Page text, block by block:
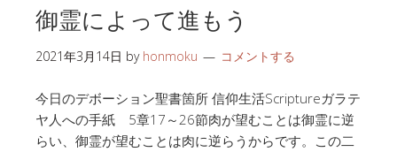
御霊によって進もう
2021年3月14日 by honmoku コメントする
今日のデボーション聖書箇所 信仰生活Scriptureガラテ
ヤ人への手紙 5章17～26節肉が望むことは御霊に逆
らい、御霊が望むことは肉に逆らうからです。この二